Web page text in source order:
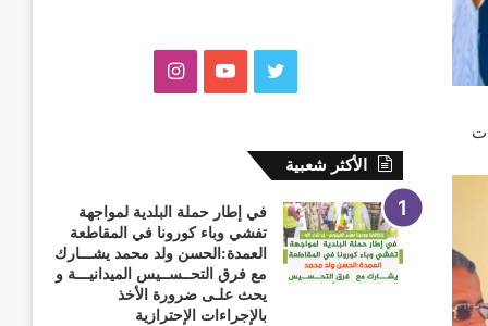
ي
ت
ر
ي
و
ب
ت
ق
ر
الأكثر شعبية
في إطار حملة البلدية لمواجهة
تفشي وباء كورونا في المقاطعة
العمدة:الحسن ولد محمد يشـــارك
مع فرق التحــســيس الميدانيـــة و
يحث علـى ضرورة الأخذ
بالإجراءات الإحترازية